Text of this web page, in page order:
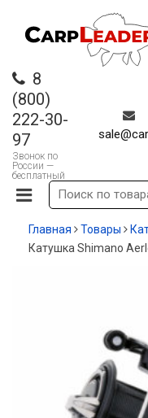
8
(800)
222-30-
97
Звонок по
России —
бесплатный
Главная Товары
Катушка Shimano